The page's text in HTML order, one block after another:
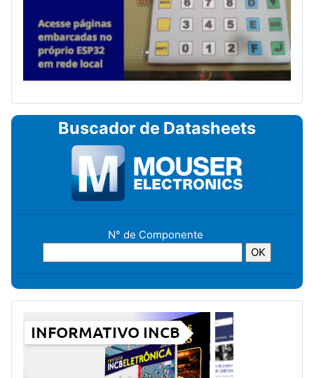
Buscador de Datasheets
N° de Componente